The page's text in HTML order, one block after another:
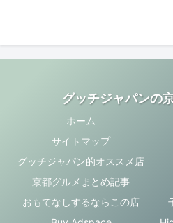
グッチジャパンの
ホーム
サイトマップ
グッチジャパン的オススメ店
京都グルメまとめ記事
おもてなしするならこの店